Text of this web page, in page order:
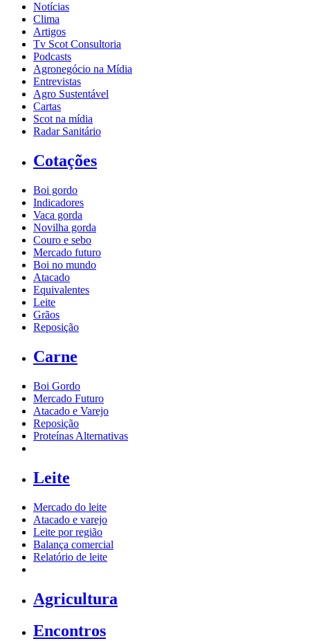
Notícias
Clima
Artigos
Tv Scot Consultoria
Podcasts
Agronegócio na Mídia
Entrevistas
Agro Sustentável
Cartas
Scot na mídia
Radar Sanitário
Cotações
Boi gordo
Indicadores
Vaca gorda
Novilha gorda
Couro e sebo
Mercado futuro
Boi no mundo
Atacado
Equivalentes
Leite
Grãos
Reposição
Carne
Boi Gordo
Mercado Futuro
Atacado e Varejo
Reposição
Proteínas Alternativas
Leite
Mercado do leite
Atacado e varejo
Leite por região
Balança comercial
Relatório de leite
Agricultura
Encontros